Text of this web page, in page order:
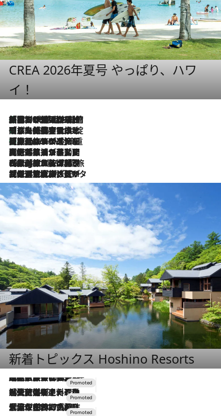
CREA 2026年夏号 やっぱり、ハワ
イ！
2026.8.6
「荷物が増えるほど旅ストレスは増す」美容ジャーナリストがたどり着いた最終結論。“化粧品を劇的に減らす”感動の凝縮美容とは
2026.8.6
「旅先には金髪ウィッグを持参」日本と同じメイクでは損してる!? 美容ジャーナリストが提案する“掟破りの旅美容”とは
2026.8.6
【厳選旅コスメ】「身軽さ＆UV対策重視！」ヘアアーティストshucoが選んだ夏旅ベストコスメを発表【Mサイズジップ】
2026.8.5
【厳選旅コスメ】国内をあちこち移動する河井菜摘が選んだ夏旅ベストコスメ発表！「リラックスアイテムはマスト」【Mサイズジップ】
2026.8.4
【厳選旅コスメ】「紫外線＆乾燥対策しながらメイク感も！」ヘア＆メイクGeorgeが選んだ夏旅ベストコスメを発表！【Mサイズジップ】
2026.8.3
【厳選旅コスメ】「保湿もタイパ重視！」“サウナ好き”タレント清水みさとが愛用する夏旅ベストコスメを発表！【Mサイズジップ】
新着トピックス Hoshino Resorts
2026.7.31
【ホテル帰省】という選択肢をOMOが提案。家族とほどよい距離を保つには「昼は実家、夜は気兼ねなくホテルで！」
2026.7.24
【夏限定ディナーコース】旬を迎える稚鮎や花ズッキーニなどをイタリア・トスカーナの郷土料理の手法で満喫！
2026.7.17
「土佐和ハーブかき氷」がOMO7高知に登場！生姜、山椒、大葉など目にも舌にも涼を呼ぶ郷土の味